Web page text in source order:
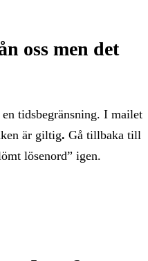
oss men det
tidsbegränsning. I mailet
är giltig. Gå tillbaka till
lösenord” igen.